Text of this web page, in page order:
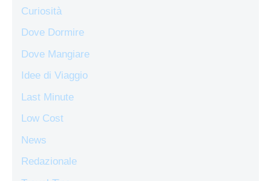
Curiosità
Dove Dormire
Dove Mangiare
Idee di Viaggio
Last Minute
Low Cost
News
Redazionale